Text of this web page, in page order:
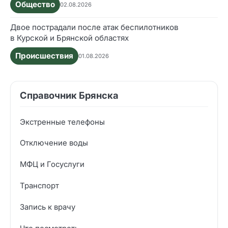
Общество 02.08.2026
Двое пострадали после атак беспилотников
в Курской и Брянской областях
Происшествия
01.08.2026
Справочник Брянска
Экстренные телефоны
Отключение воды
МФЦ и Госуслуги
Транспорт
Запись к врачу